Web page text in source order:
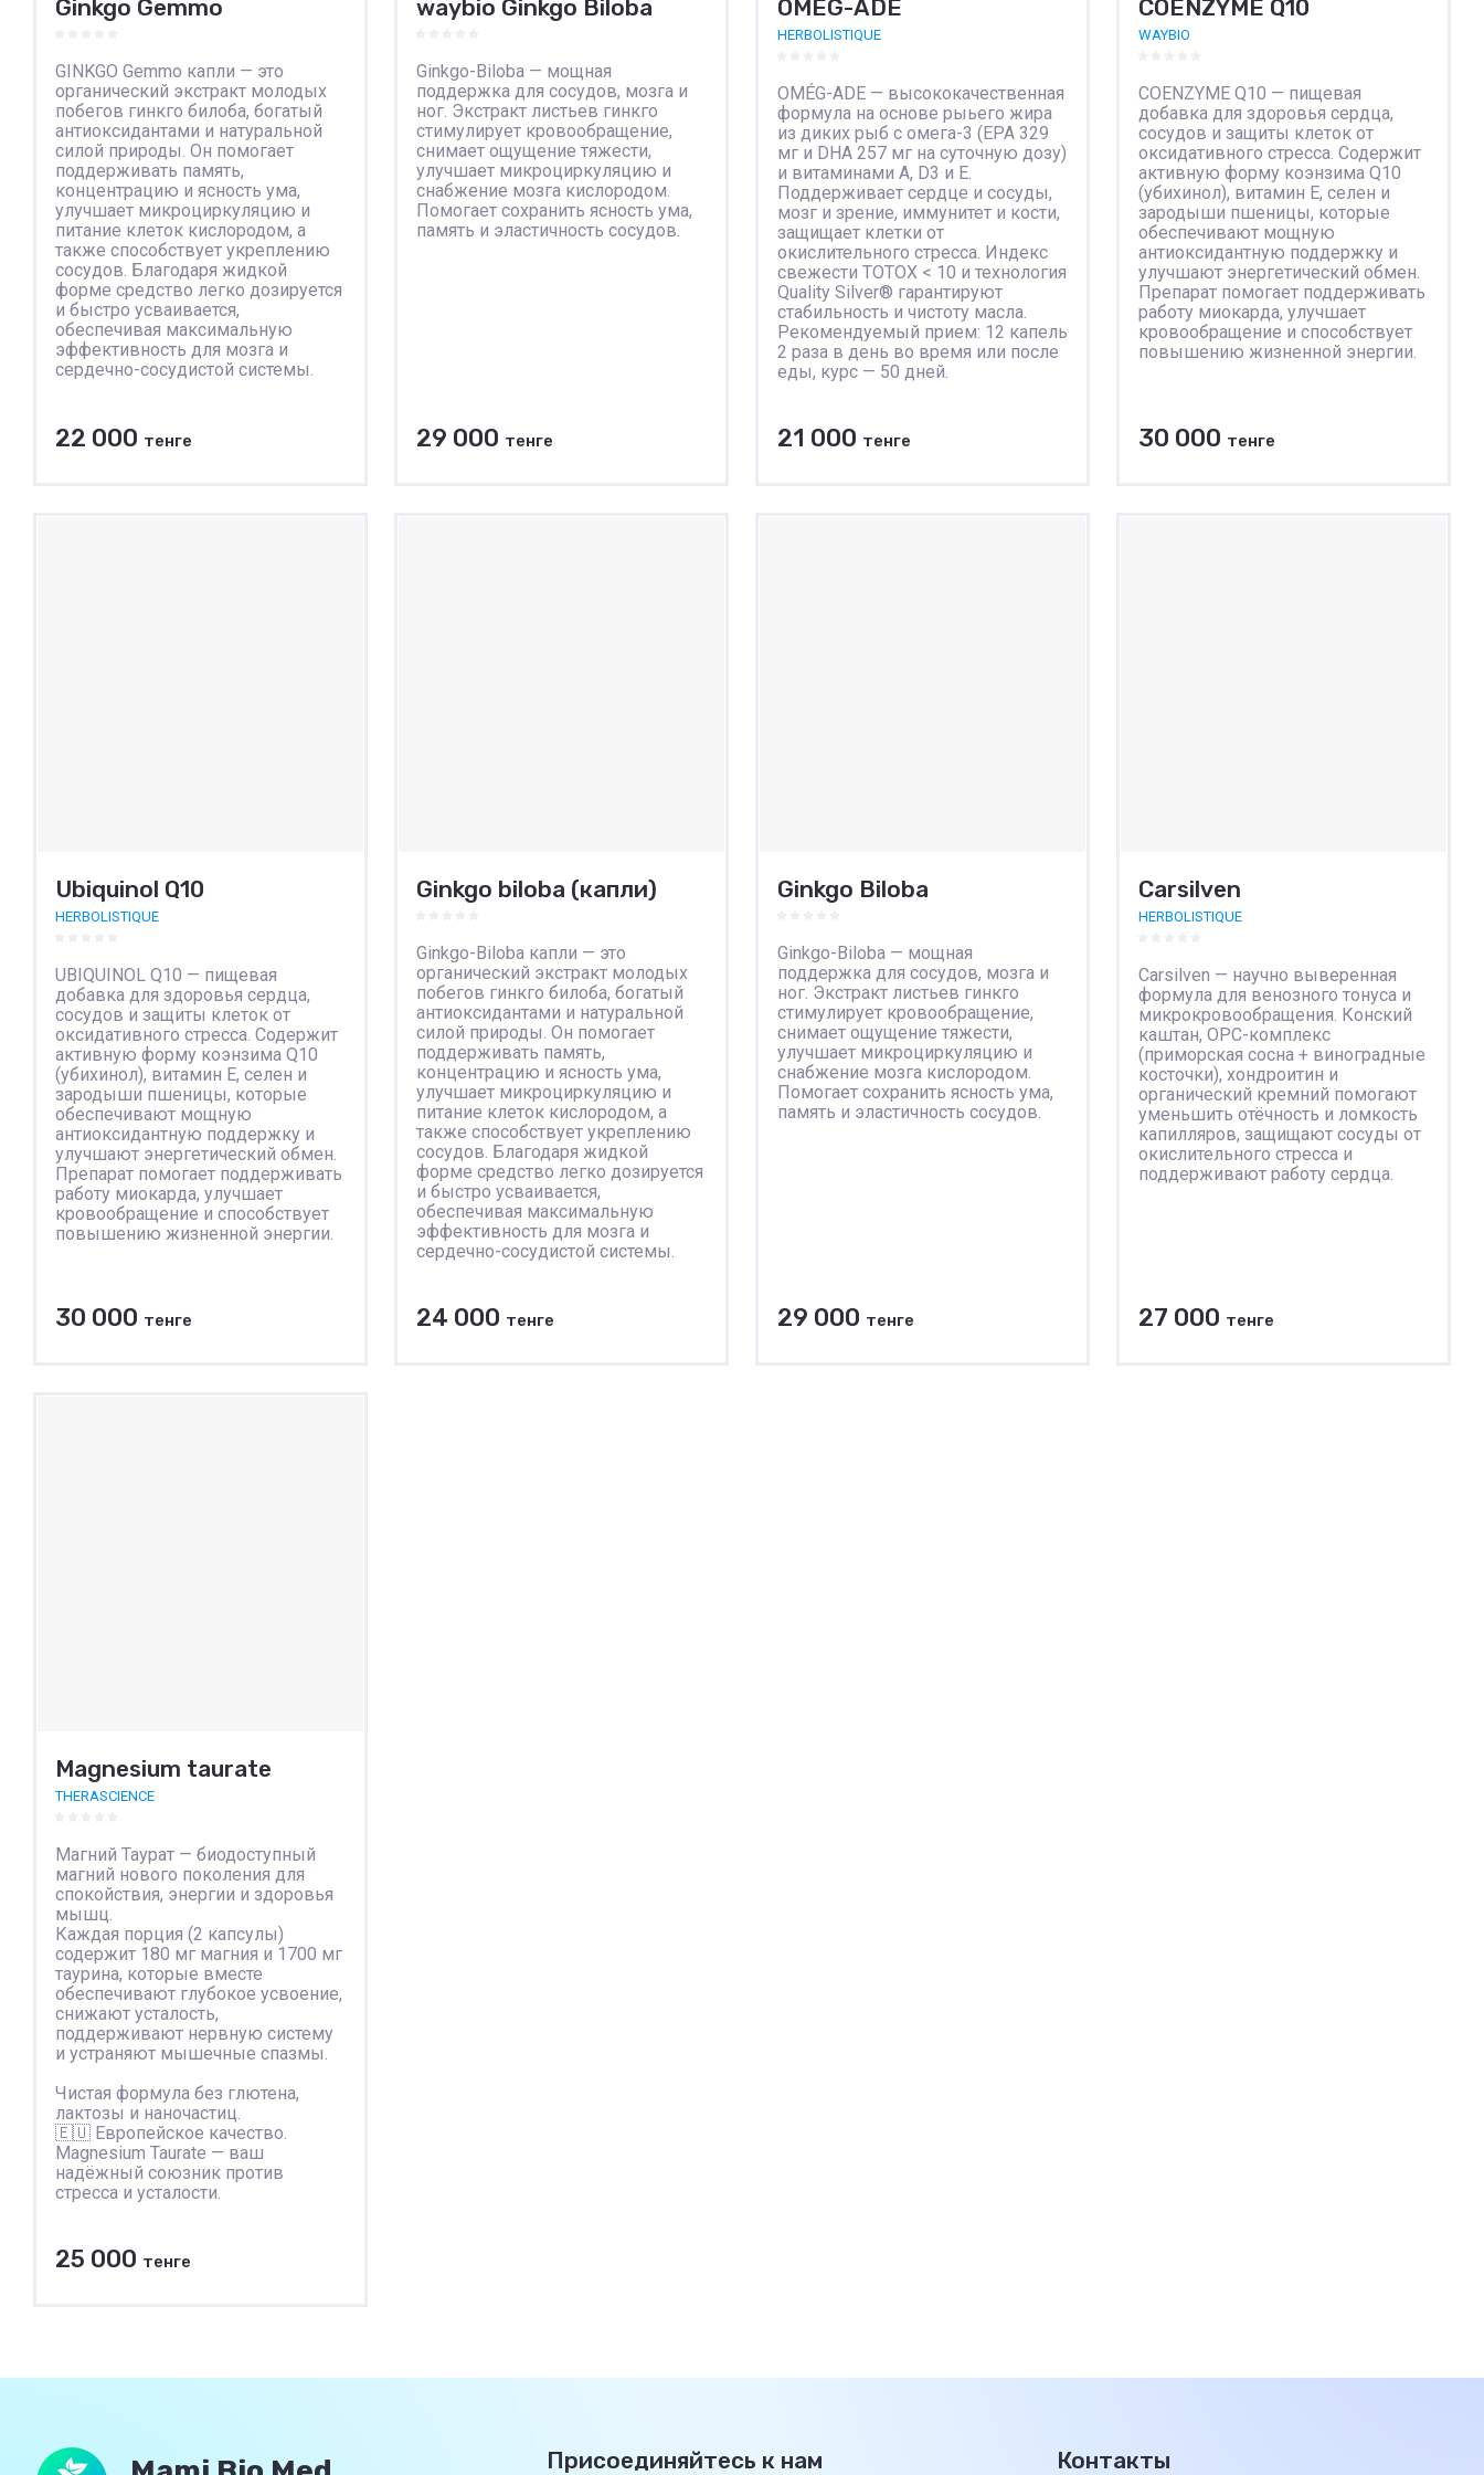
Ginkgo Gemmo
GINKGO Gemmo капли — это
органический экстракт молодых
побегов гинкго билоба, богатый
антиоксидантами и натуральной
силой природы. Он помогает
поддерживать память,
концентрацию и ясность ума,
улучшает микроциркуляцию и
питание клеток кислородом, а
также способствует укреплению
сосудов. Благодаря жидкой
форме средство легко дозируется
и быстро усваивается,
обеспечивая максимальную
эффективность для мозга и
сердечно-сосудистой системы.
22 000 тенге
waybio Ginkgo Biloba
Ginkgo-Biloba — мощная
поддержка для сосудов, мозга и
ног. Экстракт листьев гинкго
стимулирует кровообращение,
снимает ощущение тяжести,
улучшает микроциркуляцию и
снабжение мозга кислородом.
Помогает сохранить ясность ума,
память и эластичность сосудов.
29 000 тенге
OMÉG-ADE
HERBOLISTIQUE
OMÉG-ADE — высококачественная
формула на основе рыьего жира
из диких рыб с омега-3 (EPA 329
мг и DHA 257 мг на суточную дозу)
и витаминами A, D3 и E.
Поддерживает сердце и сосуды,
мозг и зрение, иммунитет и кости,
защищает клетки от
окислительного стресса. Индекс
свежести TOTOX < 10 и технология
Quality Silver® гарантируют
стабильность и чистоту масла.
Рекомендуемый прием: 12 капель
2 раза в день во время или после
еды, курс — 50 дней.
21 000 тенге
COENZYME Q10
WAYBIO
COENZYME Q10 — пищевая
добавка для здоровья сердца,
сосудов и защиты клеток от
оксидативного стресса. Содержит
активную форму коэнзима Q10
(убихинол), витамин E, селен и
зародыши пшеницы, которые
обеспечивают мощную
антиоксидантную поддержку и
улучшают энергетический обмен.
Препарат помогает поддерживать
работу миокарда, улучшает
кровообращение и способствует
повышению жизненной энергии.
30 000 тенге
Ubiquinol Q10
HERBOLISTIQUE
UBIQUINOL Q10 — пищевая
добавка для здоровья сердца,
сосудов и защиты клеток от
оксидативного стресса. Содержит
активную форму коэнзима Q10
(убихинол), витамин E, селен и
зародыши пшеницы, которые
обеспечивают мощную
антиоксидантную поддержку и
улучшают энергетический обмен.
Препарат помогает поддерживать
работу миокарда, улучшает
кровообращение и способствует
повышению жизненной энергии.
30 000 тенге
Ginkgo biloba (капли)
Ginkgo-Biloba капли — это
органический экстракт молодых
побегов гинкго билоба, богатый
антиоксидантами и натуральной
силой природы. Он помогает
поддерживать память,
концентрацию и ясность ума,
улучшает микроциркуляцию и
питание клеток кислородом, а
также способствует укреплению
сосудов. Благодаря жидкой
форме средство легко дозируется
и быстро усваивается,
обеспечивая максимальную
эффективность для мозга и
сердечно-сосудистой системы.
24 000 тенге
Ginkgo Biloba
Ginkgo-Biloba — мощная
поддержка для сосудов, мозга и
ног. Экстракт листьев гинкго
стимулирует кровообращение,
снимает ощущение тяжести,
улучшает микроциркуляцию и
снабжение мозга кислородом.
Помогает сохранить ясность ума,
память и эластичность сосудов.
29 000 тенге
Carsilven
HERBOLISTIQUE
Carsilven — научно выверенная
формула для венозного тонуса и
микрокровообращения. Конский
каштан, OPC-комплекс
(приморская сосна + виноградные
косточки), хондроитин и
органический кремний помогают
уменьшить отёчность и ломкость
капилляров, защищают сосуды от
окислительного стресса и
поддерживают работу сердца.
27 000 тенге
Magnesium taurate
THERASCIENCE
Магний Таурат — биодоступный
магний нового поколения для
спокойствия, энергии и здоровья
мышц.
Каждая порция (2 капсулы)
содержит 180 мг магния и 1700 мг
таурина, которые вместе
обеспечивают глубокое усвоение,
снижают усталость,
поддерживают нервную систему
и устраняют мышечные спазмы.
Чистая формула без глютена,
лактозы и наночастиц.
🇪🇺 Европейское качество.
Magnesium Taurate — ваш
надёжный союзник против
стресса и усталости.
25 000 тенге
К сравнению
Присоединяйтесь к нам Контакты